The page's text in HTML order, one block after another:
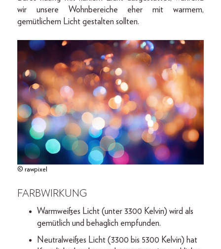
wir unsere Wohnbereiche eher mit warmem,
gemütlichem Licht gestalten sollten.
© rawpixel
FARBWIRKUNG
Warmweißes Licht (unter 3300 Kelvin) wird als
gemütlich und behaglich empfunden.
Neutralweißes Licht (3300 bis 5300 Kelvin) hat